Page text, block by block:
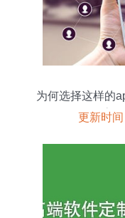
为何选择这样的
高
更新时